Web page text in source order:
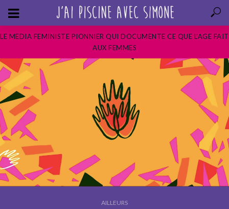
LE MEDIA FEMINISTE PIONNIER QUI DOCUMENTE CE QUE L’AGE FAIT
AUX FEMMES
AILLEURS